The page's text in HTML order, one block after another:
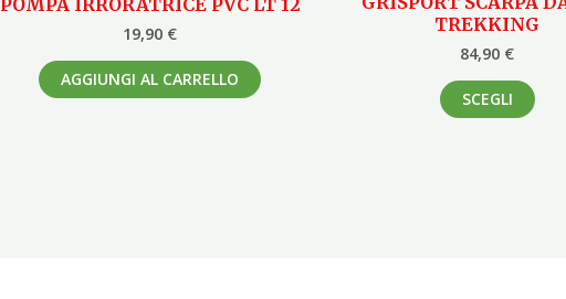
POMPA IRRORATRICE PVC LT 12
19,90 €
AGGIUNGI AL CARRELLO
TREKKING
84,90 €
SCEGLI